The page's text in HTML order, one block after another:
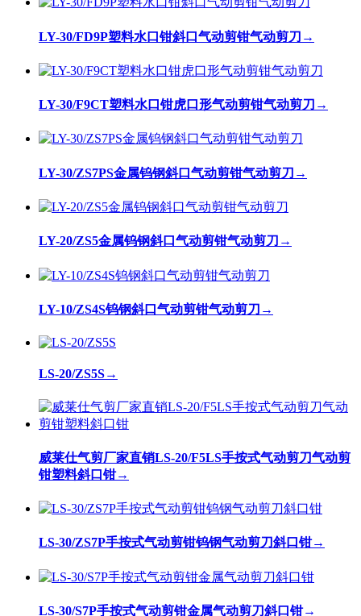
LY-30/FD9P塑料水口钳斜口气动剪钳气动剪刀 →
LY-30/F9CT塑料水口钳虎口形气动剪钳气动剪刀 →
LY-30/ZS7PS金属钨钢斜口气动剪钳气动剪刀 →
LY-20/ZS5金属钨钢斜口气动剪钳气动剪刀 →
LY-10/ZS4S钨钢斜口气动剪钳气动剪刀 →
LS-20/ZS5S→
威莱仕气剪厂家直销LS-20/F5LS手按式气动剪刀气动剪
钳塑料斜口钳→
LS-30/ZS7P手按式气动剪钳钨钢气动剪刀斜口钳→
LS-30/S7P手按式气动剪钳金属气动剪刀斜口钳→